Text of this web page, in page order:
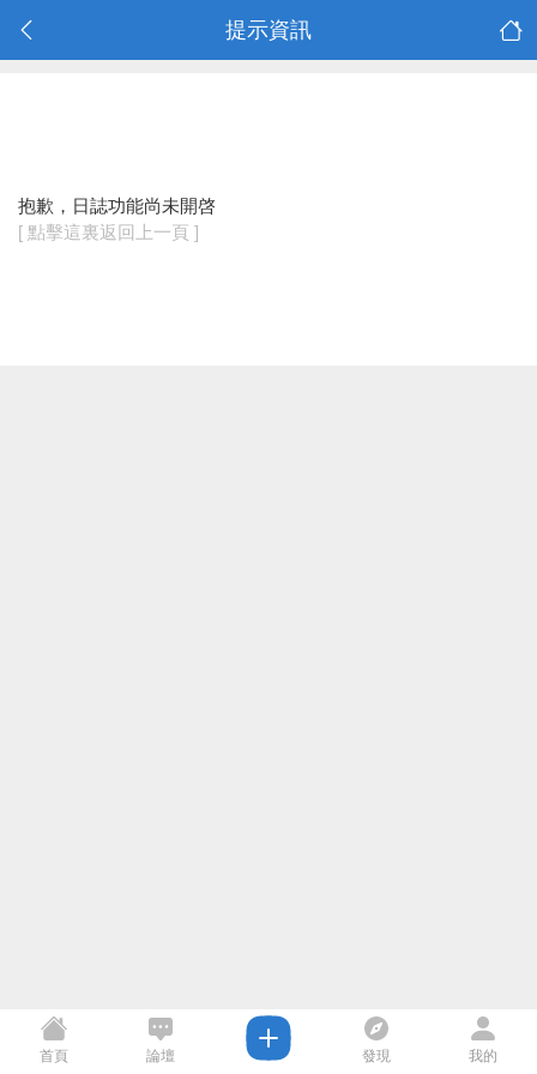
提示資訊
抱歉，日誌功能尚未開啓
[ 點擊這裏返回上一頁 ]
首頁 論壇 發現 我的